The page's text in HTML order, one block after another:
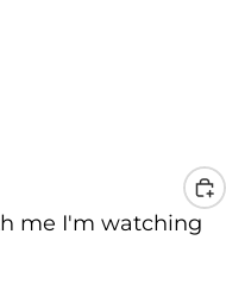
me I'm watching